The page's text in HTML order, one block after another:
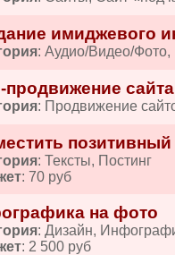
имиджевого
: Аудио/Видео/
продвижение сайта
: Продвижение
: Тексты, Постинг
: 70 руб
на фото
: Дизайн,
: 2 500 руб